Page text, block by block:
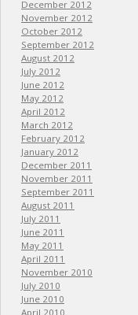
December 2012
November 2012
October 2012
September 2012
August 2012
July 2012
June 2012
May 2012
April 2012
March 2012
February 2012
January 2012
December 2011
November 2011
September 2011
August 2011
July 2011
June 2011
May 2011
April 2011
November 2010
July 2010
June 2010
April 2010